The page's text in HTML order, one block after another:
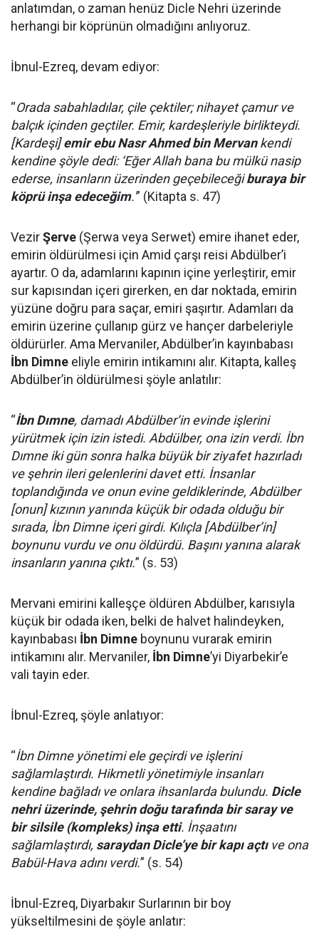
anlatımdan, o zaman henüz Dicle Nehri üzerinde
herhangi bir köprünün olmadığını anlıyoruz.
İbnul-Ezreq, devam ediyor:
“Orada sabahladılar, çile çektiler; nihayet çamur ve
balçık içinden geçtiler. Emir, kardeşleriyle birlikteydi.
[Kardeşi]emir ebu Nasr Ahmed bin Mervankendi
kendine şöyle dedi: ‘Eğer Allah bana bu mülkü nasip
ederse, insanların üzerinden geçebileceğiburaya bir
köprü inşa edeceğim.'” (Kitapta s. 47)
VezirŞerve (Şerwa veya Serwet) emire ihanet eder,
emirin öldürülmesi için Amid çarşı reisi Abdülber’i
ayartır. O da, adamlarını kapının içine yerleştirir, emir
sur kapısından içeri girerken, en dar noktada, emirin
yüzüne doğru para saçar, emiri şaşırtır. Adamları da
emirin üzerine çullanıp gürz ve hançer darbeleriyle
öldürürler. Ama Mervaniler, Abdülber’in kayınbabası
İbn Dimne eliyle emirin intikamını alır. Kitapta, kalleş
Abdülber’in öldürülmesi şöyle anlatılır:
“İbn Dımne, damadı Abdülber’in evinde işlerini
yürütmek için izin istedi. Abdülber, ona izin verdi. İbn
Dımne iki gün sonra halka büyük bir ziyafet hazırladı
ve şehrin ileri gelenlerini davet etti. İnsanlar
toplandığında ve onun evine geldiklerinde, Abdülber
[onun] kızının yanında küçük bir odada olduğu bir
sırada, İbn Dimne içeri girdi. Kılıçla [Abdülber’in]
boynunu vurdu ve onu öldürdü. Başını yanına alarak
insanların yanına çıktı.” (s. 53)
Mervani emirini kalleşçe öldüren Abdülber, karısıyla
küçük bir odada iken, belki de halvet halindeyken,
kayınbabası İbn Dimne boynunu vurarak emirin
intikamını alır. Mervaniler, İbn Dimne’yi Diyarbekir’e
vali tayin eder.
İbnul-Ezreq, şöyle anlatıyor:
“İbn Dimne yönetimi ele geçirdi ve işlerini
sağlamlaştırdı. Hikmetli yönetimiyle insanları
kendine bağladı ve onlara ihsanlarda bulundu. Dicle
nehri üzerinde, şehrin doğu tarafında bir saray ve
bir silsile (kompleks) inşa etti. İnşaatını
sağlamlaştırdı, saraydan Dicle’ye bir kapı açtıve ona
Babül-Hava adını verdi.” (s. 54)
İbnul-Ezreq, Diyarbakır Surlarının bir boy
yükseltilmesini de şöyle anlatır: